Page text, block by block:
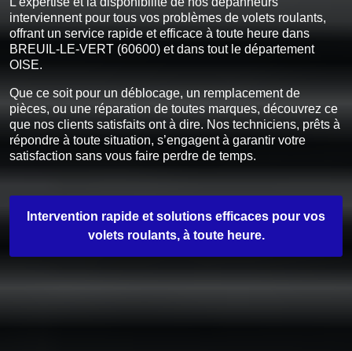
interviennent pour tous vos problèmes de volets roulants,
offrant un service rapide et efficace à toute heure dans
BREUIL-LE-VERT (60600) et dans tout le département
OISE.
Que ce soit pour un déblocage, un remplacement de
pièces, ou une réparation de toutes marques, découvrez ce
que nos clients satisfaits ont à dire. Nos techniciens, prêts à
répondre à toute situation, s’engagent à garantir votre
satisfaction sans vous faire perdre de temps.
Intervention rapide et solutions efficaces pour vos
volets roulants, à toute heure.